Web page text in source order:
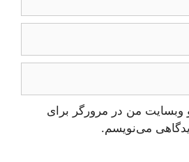
وبسایت من در مرورگر برای
می‌نویسم.